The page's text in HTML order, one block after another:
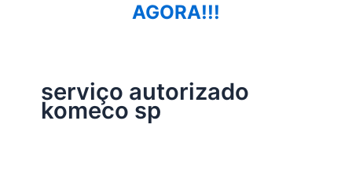
AGORA!!!
serviço autorizado
komeco sp